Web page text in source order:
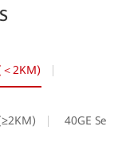
2KM)
40GE